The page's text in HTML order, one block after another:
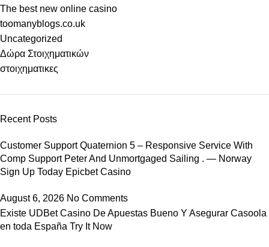
The best new online casino
toomanyblogs.co.uk
Uncategorized
Δώρα Στοιχηματικών
στοιχηματικες
Recent Posts
Customer Support Quaternion 5 – Responsive Service With
Comp Support Peter And Unmortgaged Sailing . — Norway
Sign Up Today Epicbet Casino
August 6, 2026 No Comments
Existe UDBet Casino De Apuestas Bueno Y Asegurar Casoola
en toda España Try It Now